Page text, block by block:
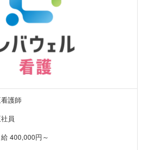
護師
員
給 400,000円～